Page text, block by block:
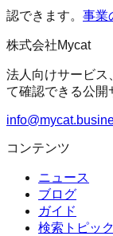
認できます。 事業
株式会社Mycat
法人向けサービス
て確認できる公開
コンテンツ
ニュース
ブログ
ガイド
検索トピック